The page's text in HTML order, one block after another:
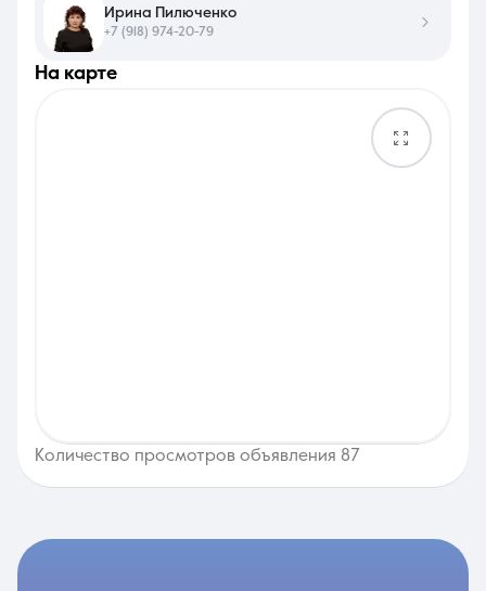
на карте
Количество просмотров объявления 87
Ирина Пилюченко
+7 (918) 974-20-79